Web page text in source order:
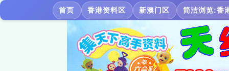
首页 香港资料区 新澳门区 简洁浏览:香